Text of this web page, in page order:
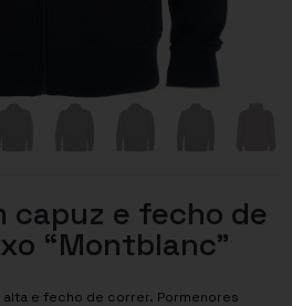
capuz e fecho de
“Montblanc”
e fecho de correr. Pormenores